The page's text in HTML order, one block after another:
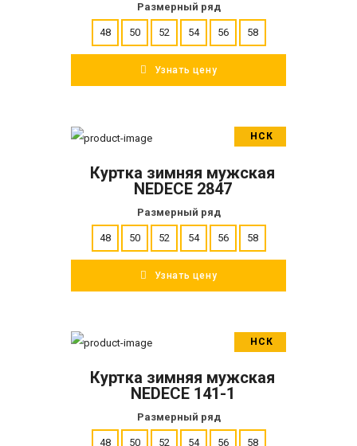
Размерный ряд
48 50 52 54 56 58
Узнать цену
НСК
ПОДРОБНЕЕ
Куртка зимняя мужская
NEDECE 2847
Размерный ряд
48 50 52 54 56 58
Узнать цену
НСК
ПОДРОБНЕЕ
Куртка зимняя мужская
NEDECE 141-1
Размерный ряд
48 50 52 54 56 58